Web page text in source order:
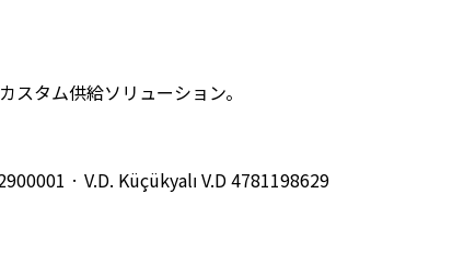
タム供給ソリューション。
· V.D. Küçükyalı V.D4781198629